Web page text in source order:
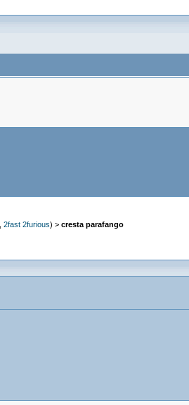
2fast 2furious) > cresta parafango